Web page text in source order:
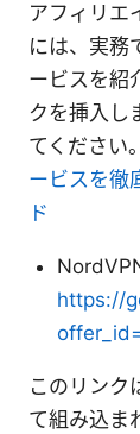
アフィリエ
には、実務
ービスを紹
クを挿入し
てください
ービスを徹
ド
https://
このリンク
て組み込ま